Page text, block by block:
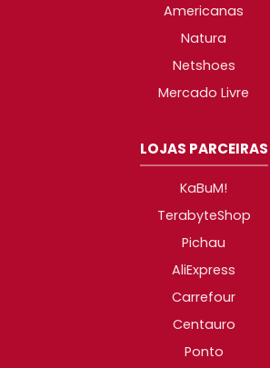
Americanas
Natura
Netshoes
Mercado Livre
LOJAS PARCEIRAS
KaBuM!
TerabyteShop
Pichau
AliExpress
Carrefour
Centauro
Ponto